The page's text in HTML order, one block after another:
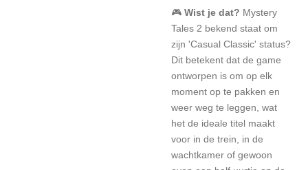
🎮 Wist je dat? Mystery
Tales 2 bekend staat om
zijn 'Casual Classic' status?
Dit betekent dat de game
ontworpen is om op elk
moment op te pakken en
weer weg te leggen, wat
het de ideale titel maakt
voor in de trein, in de
wachtkamer of gewoon